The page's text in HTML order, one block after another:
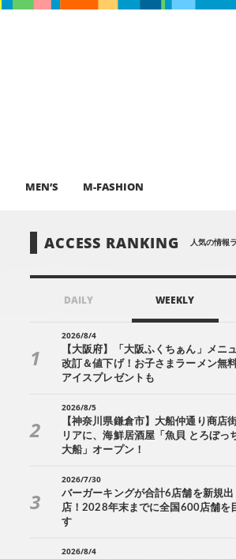
MEN’S M-FASHION
ACCESS RANKING 人気の情報
DAILY WEEKLY
2026/8/4
【大阪府】「大阪ふくちぁん」メニ
改訂＆値下げ！お子さまラーメン無
アイスプレゼントも
2026/8/5
【神奈川県鎌倉市】大船仲通り商店
リアに、海鮮居酒屋「魚貝 とろぼっ
大船」オープン！
2026/7/30
バーガーキングが合計6店舗を新規出
店！2028年末までに全国600店舗を
す
2026/8/4